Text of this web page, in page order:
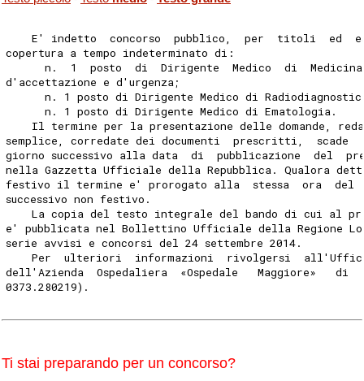
E' indetto  concorso  pubblico,  per  titoli  ed
copertura a tempo indeterminato di:
n.  1  posto  di  Dirigente  Medico  di
d'accettazione e d'urgenza;
n. 1 posto di Dirigente Medico di
      n. 1 posto di Dirigente Medico di Ematologia.
Il termine per la presentazione delle domande,
semplice, corredate dei documenti  prescritti,  scade
giorno successivo alla data  di  pubblicazione  del
nella Gazzetta Ufficiale della Repubblica. Qualora
festivo il termine e' prorogato alla  stessa  ora  del
successivo non festivo.
La copia del testo integrale del bando di cui al
e' pubblicata nel Bollettino Ufficiale della Regione
serie avvisi e concorsi del 24 settembre 2014.
Per  ulteriori  informazioni  rivolgersi
dell'Azienda  Ospedaliera  «Ospedale   Maggiore»   di
0373.280219).
Ti stai preparando per un concorso?